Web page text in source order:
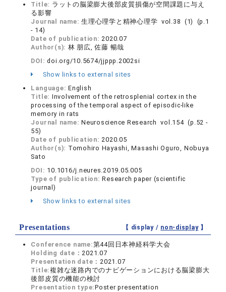
Title: ラットの脳梁膨大後部皮質損傷が空間課題に与え
る影響
Journal name:生理心理学と精神心理学 vol.38 (1) (p.1
- 14)
Date of publication:2020.07
Author(s): 林 朋広, 佐藤 暢哉
DOI:doi.org/10.5674/jjppp.2002si
Show links to external sites
Language:English
Title: Involvement of the retrosplenial cortex in the
processing of the temporal aspect of episodic-like
memory in rats
Journal name:Neuroscience Research vol.154 (p.52 -
55)
Date of publication:2020.05
Author(s): Tomohiro Hayashi, Masashi Oguro, Nobuya
Sato
DOI: 10.1016/j.neures.2019.05.005
Type of publication:Research paper (scientific
journal)
Show links to external sites
Presentations 【 display / non-display】
Conference name:第44回日本神経科学大会
Holding date：2021.07
Presentation date：2021.07
Title:複雑な迷路内でのナビゲーションにおける脳梁膨大
後部皮質の機能の検討
Presentation type:Poster presentation